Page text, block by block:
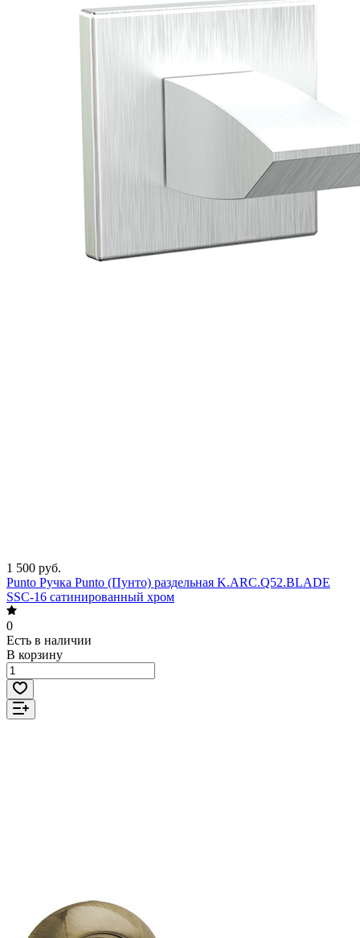
1 500 руб.
Punto Ручка Punto (Пунто) раздельная K.ARC.Q52.BLADE
SSC-16 сатинированный хром
0
Есть в наличии
В корзину